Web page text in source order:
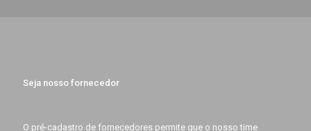
Seja nosso fornecedor
O pré-cadastro de fornecedores permite que o nosso time